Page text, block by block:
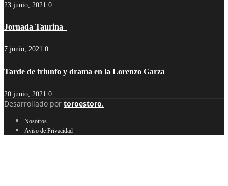
23 junio, 2021 0
Jornada Taurina
7 junio, 2021 0
Tarde de triunfo y drama en la Lorenzo Garza
20 junio, 2021 0
Desarrollado por toroestoro.
Nosotros
Aviso de Privacidad